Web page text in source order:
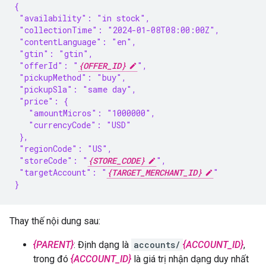
{
"availability": "in stock",
"collectionTime": "2024-01-08T08:00:00Z",
"contentLanguage": "en",
"gtin": "gtin",
"offerId": " {OFFER_ID}
",
"pickupMethod": "buy",
"pickupSla": "same day",
"price": {
   "amountMicros": "1000000",
   "currencyCode": "USD"
},
"regionCode": "US",
"storeCode": " {STORE_CODE}
",
"targetAccount": " {TARGET_MERCHANT_ID}
"
}
Thay thế nội dung sau:
{PARENT}: Định dạng là accounts/ {ACCOUNT_ID},
trong đó {ACCOUNT_ID} là giá trị nhận dạng duy nhất